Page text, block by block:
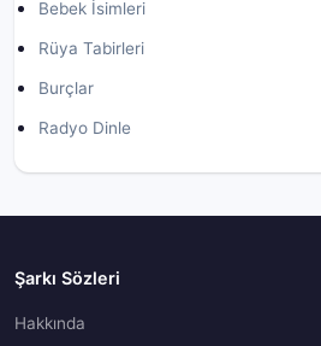
Bebek İsimleri
Rüya Tabirleri
Burçlar
Radyo Dinle
Şarkı Sözleri
Hakkında